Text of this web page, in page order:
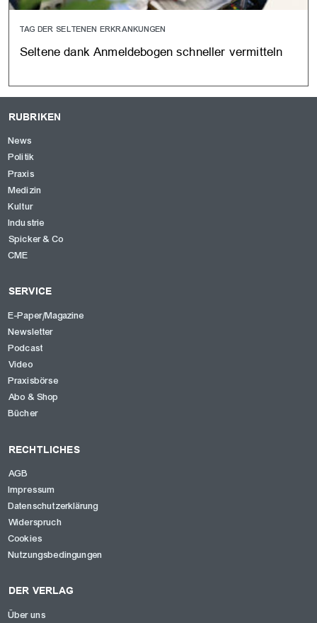
TAG DER SELTENEN ERKRANKUNGEN
Seltene dank Anmeldebogen schneller vermitteln
RUBRIKEN
News
Politik
Praxis
Medizin
Kultur
Industrie
Spicker & Co
CME
SERVICE
E-Paper/Magazine
Newsletter
Podcast
Video
Praxisbörse
Abo & Shop
Bücher
RECHTLICHES
AGB
Impressum
Datenschutzerklärung
Widerspruch
Cookies
Nutzungsbedingungen
DER VERLAG
Über uns